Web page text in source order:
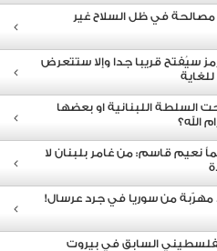
مصالحة في ظل السلاح غير
سيُفتح قريبا جدا وإلا ستتعرض
السلطة اللبنانية او بعضها
الله؟
نعيم قاسم: من غامر بلبنان لا
مهرّبة من سوريا في جرد عرسال!
السابق في بيروت